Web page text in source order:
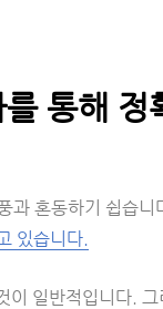
통해 정
과 혼동하기 쉽습니
있습니다.
이 일반적입니다.